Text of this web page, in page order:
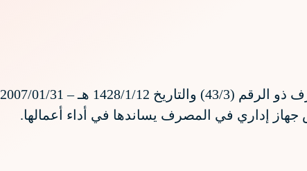
جهاز إداري في المصرف يساندها في أداء أعمالها.